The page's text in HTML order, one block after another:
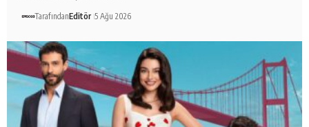
TarafındanEditör 5 Ağu 2026